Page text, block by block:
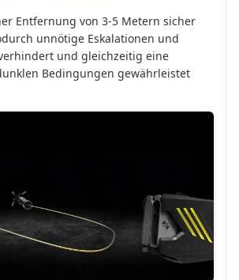
Entfernung von 3-5 Metern sicher
unnötige Eskalationen und
und gleichzeitig eine
Bedingungen gewährleistet